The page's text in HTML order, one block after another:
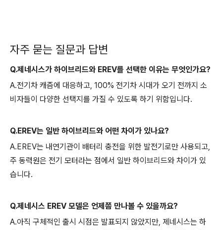
자주 묻는 질문과 답변
Q.제네시스가 하이브리드와 EREV를 선택한 이유는 무엇인가요?
A.전기차 캐즘에 대응하고, 100% 전기차 시대가 오기 전까지 소
비자들이 다양한 선택지를 가질 수 있도록 하기 위함입니다.
Q.EREV는 일반 하이브리드와 어떤 차이가 있나요?
A.EREV는 내연기관이 배터리 충전을 위한 발전기로만 사용되고,
주 동력원은 전기 모터라는 점에서 일반 하이브리드와 차이가 있
습니다.
Q.제네시스 EREV 모델은 언제쯤 만나볼 수 있을까요?
A.아직 구체적인 출시 시점은 발표되지 않았지만, 제네시스는 하